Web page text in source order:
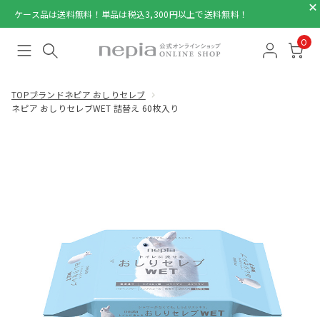
ケース品は送料無料！単品は税込3,300円以上で送料無料！
0
TOPブランドネピア おしりセレブ
ネピア おしりセレブWET 詰替え 60枚入り